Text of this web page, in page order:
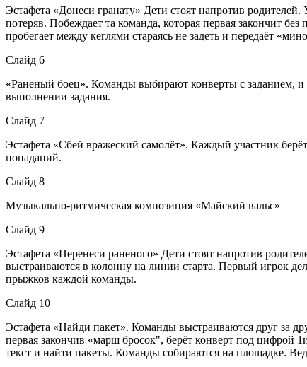
Эстафета «Донеси гранату» Дети стоят напротив
потеряв. Побеждает та команда, которая первая закончит
пробегает между кеглями стараясь не задеть и передаёт
Слайд 6
«Раненый боец». Команды выбирают конверты с заданием, и
выполнении задания.
Слайд 7
Эстафета «Сбей вражеский самолёт». Каждый участник
попаданий.
Слайд 8
Музыкально-ритмическая композиция «Майский вальс»
Слайд 9
Эстафета «Перенеси раненого» Дети стоят напротив
выстраиваются в колонну на линии старта. Первый игрок
прыжков каждой команды.
Слайд 10
Эстафета «Найди пакет». Команды выстраиваются друг за
первая закончив «марш бросок", берёт конверт под цифрой
текст и найти пакеты. Команды собираются на площадке.